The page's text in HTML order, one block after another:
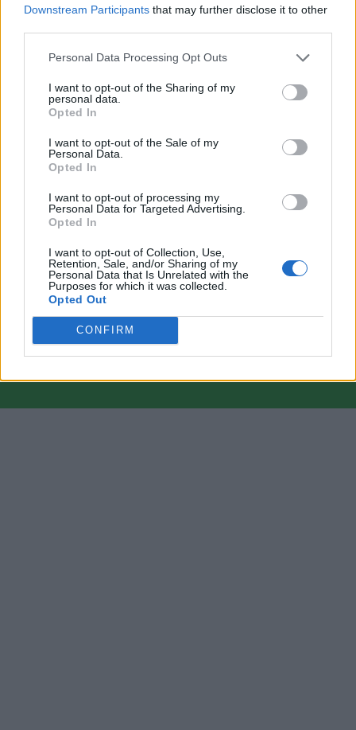
Downstream Participants that may further disclose it to other
Personal Data Processing Opt Outs
I want to opt-out of the Sharing of my
personal data.
Opted In
I want to opt-out of the Sale of my
Personal Data.
Opted In
I want to opt-out of processing my
Personal Data for Targeted Advertising.
Opted In
I want to opt-out of Collection, Use,
Retention, Sale, and/or Sharing of my
Personal Data that Is Unrelated with the
Purposes for which it was collected.
Opted Out
CONFIRM
VAI ALLA VERSIONE CLASSICA
Il materiale (testo, foto e video) consultabile in questo portale è di nostra proprietà.
giunti da internet, in quanto arrivati alla nostra attenzione attraverso regolari
comunicati stampa con immagini e testi allegati ed autorizzati alla pubblicazione, e
quindi valutati di pubblico dominio. Se i soggetti o gli autori avessero qualcosa in
contrario alla pubblicazione, non avranno che da segnalarlo alla redazione (indirizzo
redazione@napolimagazine.com), che provvederà prontamente alla rimozione.
"Calciomercato Magazine" non è una testata giornalistica, ma un sito di informazione di
proprietà di Napoli Magazine.